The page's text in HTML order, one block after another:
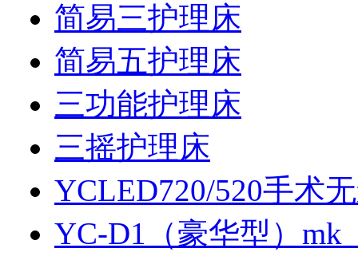
简易三护理床
简易五护理床
三功能护理床
三摇护理床
YCLED720/520手术
YC-D1（豪华型）mk